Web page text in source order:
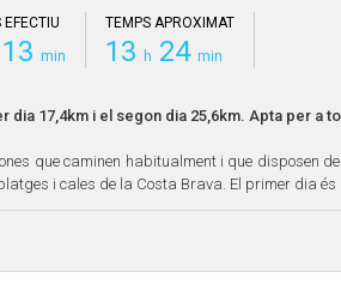
EFECTIU
13 min
TEMPS APROXIMAT
13 h 24 min
dia 17,4km i el segon dia 25,6km. Apta per a
que caminen habitualment i que disposen
i cales de la Costa Brava. El primer dia